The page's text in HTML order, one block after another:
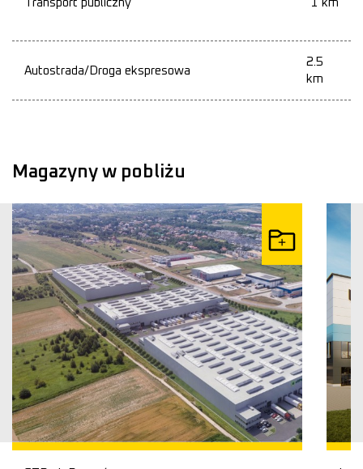
Transport publiczny 1 km
Autostrada/Droga ekspresowa
2.5
km
Magazyny w pobliżu